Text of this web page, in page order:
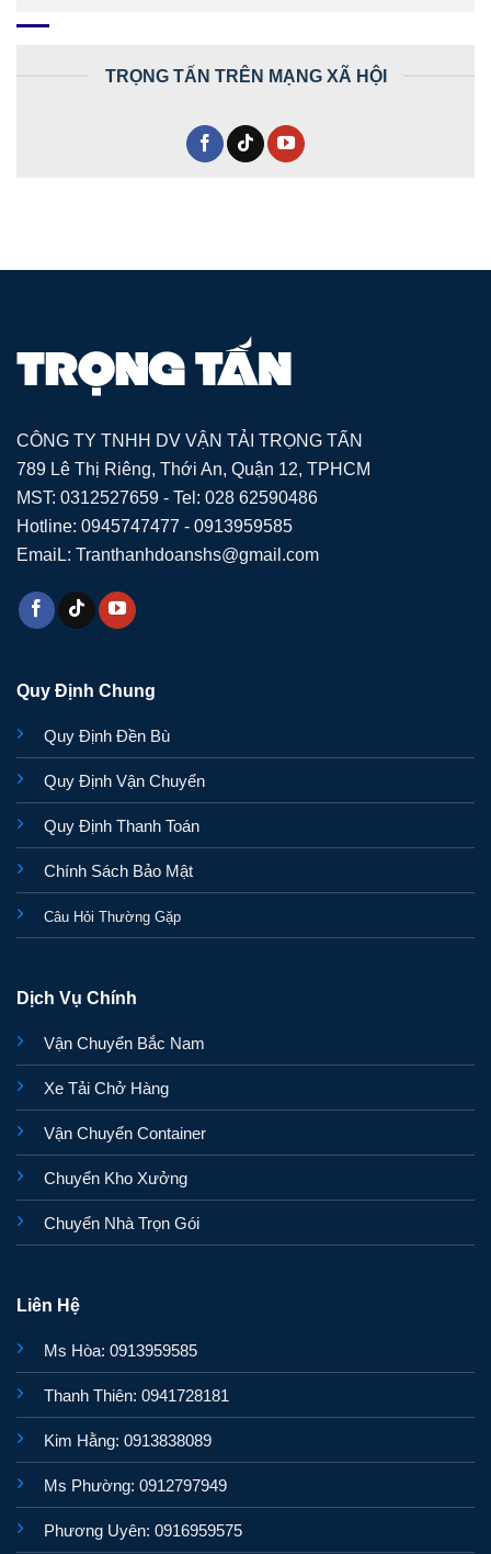
TRỌNG TẤN TRÊN MẠNG XÃ HỘI
CÔNG TY TNHH DV VẬN TẢI TRỌNG TẤN
789 Lê Thị Riêng, Thới An, Quận 12, TPHCM
MST: 0312527659 - Tel: 028 62590486
Hotline: 0945747477 - 0913959585
EmaiL: Tranthanhdoanshs@gmail.com
Quy Định Chung
Quy Định Đền Bù
Quy Định Vận Chuyển
Quy Định Thanh Toán
Chính Sách Bảo Mật
Câu Hỏi Thường Gặp
Dịch Vụ Chính
Vận Chuyển Bắc Nam
Xe Tải Chở Hàng
Vận Chuyển Container
Chuyển Kho Xưởng
Chuyển Nhà Trọn Gói
Liên Hệ
Ms Hòa: 0913959585
Thanh Thiên: 0941728181
Kim Hằng: 0913838089
Ms Phường: 0912797949
Phương Uyên: 0916959575